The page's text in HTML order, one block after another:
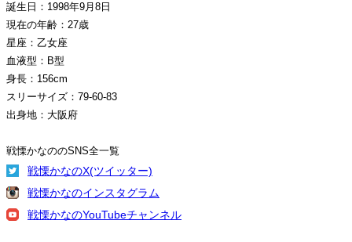
誕生日：1998年9月8日
現在の年齢：27歳
星座：乙女座
血液型：B型
身長：156cm
スリーサイズ：79-60-83
出身地：大阪府
戦慄かなののSNS全一覧
戦慄かなのX(ツイッター)
戦慄かなのインスタグラム
戦慄かなのYouTubeチャンネル